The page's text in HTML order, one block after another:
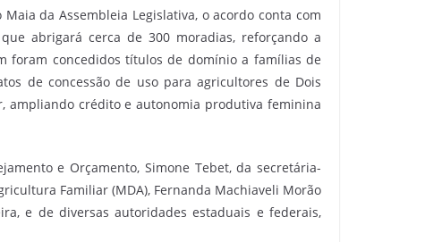
da Assembleia Legislativa, o acordo conta com
abrigará cerca de 300 moradias, reforçando a
foram concedidos títulos de domínio a famílias de
de concessão de uso para agricultores de Dois
ampliando crédito e autonomia produtiva feminina
e Orçamento, Simone Tebet, da secretária-
Familiar (MDA), Fernanda Machiaveli Morão
e de diversas autoridades estaduais e federais,